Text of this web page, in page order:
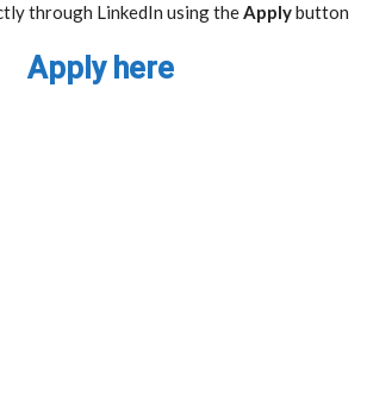
through LinkedIn using theApplybutton.
Apply here